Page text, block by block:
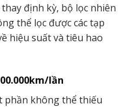
định kỳ, bộ lọc nhiên
thể lọc được các tạp
hiệu suất và tiêu hao
lần
phần không thể thiếu